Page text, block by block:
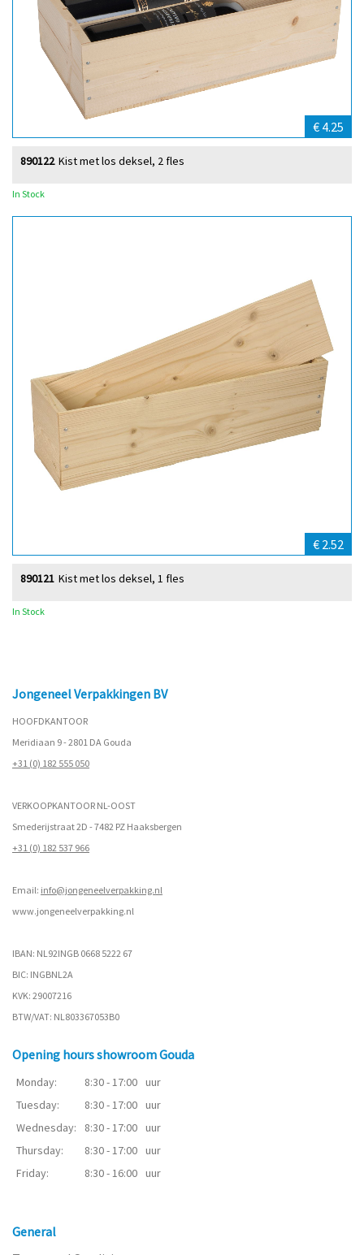
€ 4.25
Kist met los deksel, 2 fles
890122
In Stock
€ 2.52
Kist met los deksel, 1 fles
890121
In Stock
Jongeneel Verpakkingen BV
HOOFDKANTOOR
Meridiaan 9 - 2801 DA Gouda
+31 (0) 182 555 050
VERKOOPKANTOOR NL-OOST
Smederijstraat 2D - 7482 PZ Haaksbergen
+31 (0) 182 537 966
Email: info@jongeneelverpakking.nl
www.jongeneelverpakking.nl
IBAN: NL92INGB 0668 5222 67
BIC: INGBNL2A
KVK: 29007216
BTW/VAT: NL803367053B0
Opening hours showroom Gouda
Monday: 8:30 - 17:00 uur
Tuesday:
8:30 - 17:00 uur
Wednesday:
8:30 - 17:00 uur
Thursday:
8:30 - 17:00 uur
Friday:
8:30 - 16:00 uur
General